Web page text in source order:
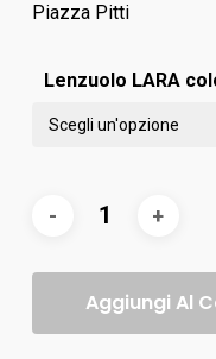
Piazza Pitti
Lenzuolo LARA
Aggiungi Al